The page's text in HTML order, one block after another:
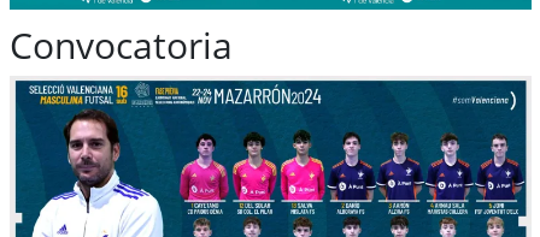
Convocatoria